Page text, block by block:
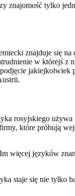
znajomość tylko
znajduje się na
w którejś z
jakiejkolwiek
rosyjskiego
które próbują
więcej języków
staje się nie tylko